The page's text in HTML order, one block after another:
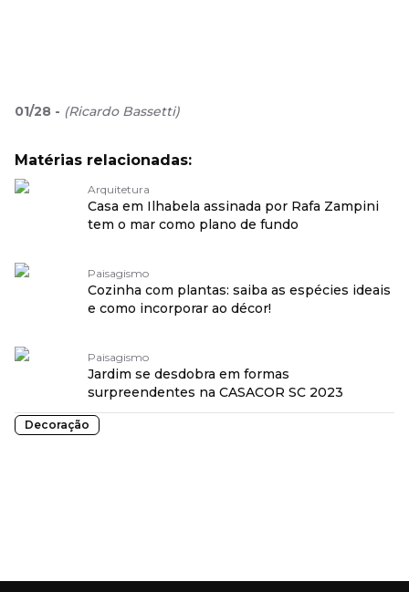
01/28 - (Ricardo Bassetti)
Matérias relacionadas:
Arquitetura
Casa em Ilhabela assinada por Rafa Zampini
tem o mar como plano de fundo
Paisagismo
Cozinha com plantas: saiba as espécies ideais
e como incorporar ao décor!
Paisagismo
Jardim se desdobra em formas
surpreendentes na CASACOR SC 2023
Decoração